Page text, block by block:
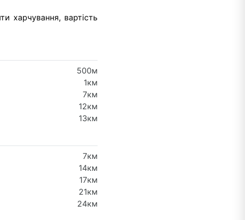
харчування, вартість
500м
1км
7км
12км
13км
7км
14км
17км
21км
24км